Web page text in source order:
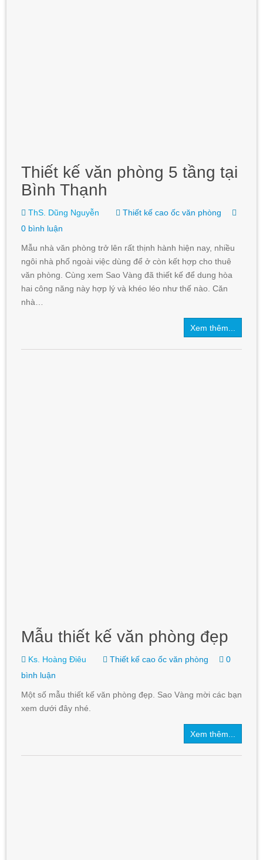
Thiết kế văn phòng 5 tầng tại
Bình Thạnh
ThS. Dũng Nguyễn
Thiết kế cao ốc văn phòng
0 bình luận
Mẫu nhà văn phòng trở lên rất thịnh hành hiện nay, nhiều
ngôi nhà phố ngoài việc dùng để ở còn kết hợp cho thuê
văn phòng. Cùng xem Sao Vàng đã thiết kế để dung hòa
hai công năng này hợp lý và khéo léo như thế nào. Căn
nhà…
Xem thêm...
Mẫu thiết kế văn phòng đẹp
Ks. Hoàng Điêu Thiết kế cao ốc văn phòng
0
bình luận
Một số mẫu thiết kế văn phòng đẹp. Sao Vàng mời các bạn
xem dưới đây nhé.
Xem thêm...